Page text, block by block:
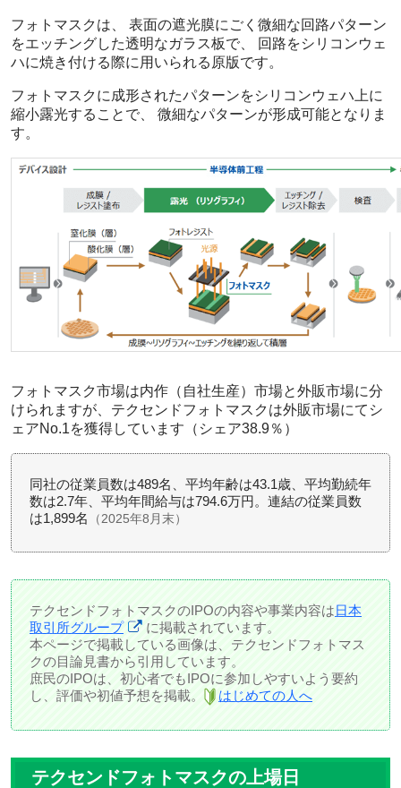
フォトマスクは、 表面の遮光膜にごく微細な回路パターン
をエッチングした透明なガラス板で、 回路をシリコンウェ
ハに焼き付ける際に用いられる原版です。
フォトマスクに成形されたパターンをシリコンウェハ上に
縮小露光することで、 微細なパターンが形成可能となりま
す。
フォトマスク市場は内作（自社生産）市場と外販市場に分
けられますが、テクセンドフォトマスクは外販市場にてシ
ェアNo.1を獲得しています（シェア38.9％）
同社の従業員数は489名、平均年齢は43.1歳、平均勤続年
数は2.7年、平均年間給与は794.6万円。連結の従業員数
は1,899名
（2025年8月末）
テクセンドフォトマスクのIPOの内容や事業内容は日本
取引所グループ
に掲載されています。
本ページで掲載している画像は、テクセンドフォトマス
クの目論見書から引用しています。
庶民のIPOは、初心者でもIPOに参加しやすいよう要約
し、評価や初値予想を掲載。
はじめての人へ
テクセンドフォトマスクの上場日